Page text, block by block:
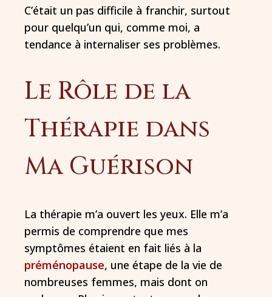
C’était un pas difficile à franchir, surtout
pour quelqu’un qui, comme moi, a
tendance à internaliser ses problèmes.
Le Rôle de la
Thérapie dans
Ma Guérison
La thérapie m’a ouvert les yeux. Elle m’a
permis de comprendre que mes
symptômes étaient en fait liés à la
préménopause, une étape de la vie de
nombreuses femmes, mais dont on